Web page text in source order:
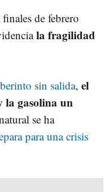
finales de febrero
la fragilidad
sin salida, el
la gasolina un
se ha
para una crisis